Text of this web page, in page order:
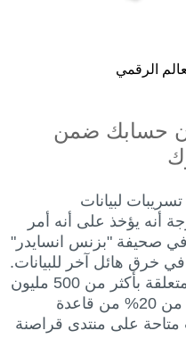
الرقمي
حسابك ضمن
لبيانات
أنه يؤخذ على أنه أمر
صحيفة "بزنس انسايدر"
خرق هائل آخر للبيانات.
وفقًا للتقرير، تم تسريب بيانات متعلقة بأكثر من 500 مليون
مستخدم لفيسبوك، أي ما يقرب من 20% من قاعدة
متاحة على منتدى قراصنة